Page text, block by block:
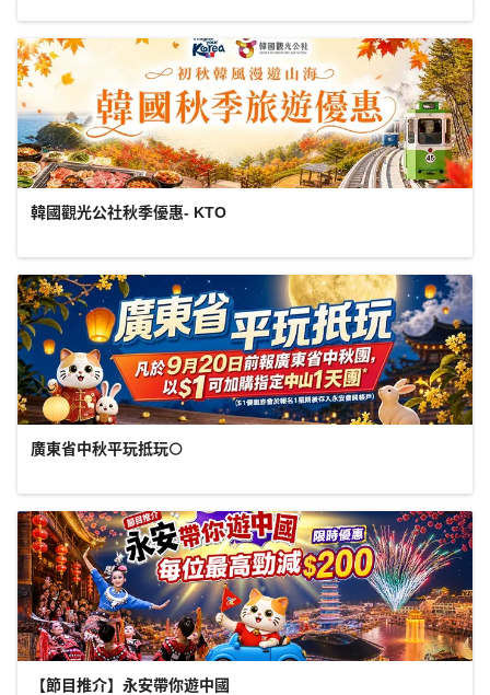
韓國觀光公社秋季優惠- KTO
廣東省中秋平玩抵玩🌕
【節目推介】永安帶你遊中國